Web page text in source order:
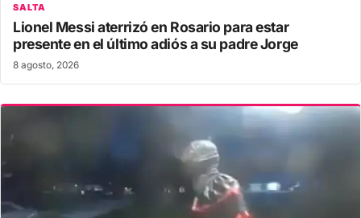
SALTA
Lionel Messi aterrizó en Rosario para estar
presente en el último adiós a su padre Jorge
8 agosto, 2026